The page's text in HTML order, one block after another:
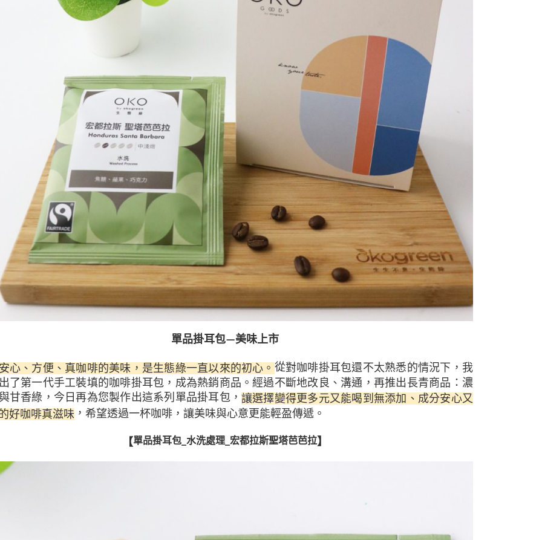
單品掛耳包—美味上市
心、方便、真咖啡的美味，是生態綠一直以來的初心。 從對咖啡掛耳包還不太熟悉的情況下，我
了第一代手工裝填的咖啡掛耳包，成為熱銷商品。經過不斷地改良、溝通，再推出長青商品：濃
甘香綠，今日再為您製作出這系列單品掛耳包， 讓選擇變得更多元又能喝到無添加、成分安心又
好咖啡真滋味 ，希望透過一杯咖啡，讓美味與心意更能輕盈傳遞。
【單品掛耳包_水洗處理_宏都拉斯聖塔芭芭拉】